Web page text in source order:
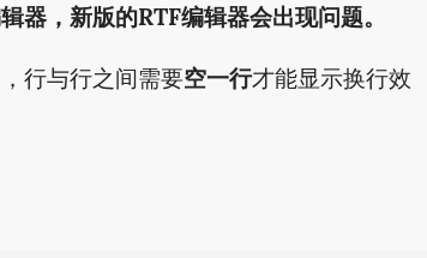
器，新版的RTF编辑器会出现问题。
行与行之间需要空一行才能显示换行效